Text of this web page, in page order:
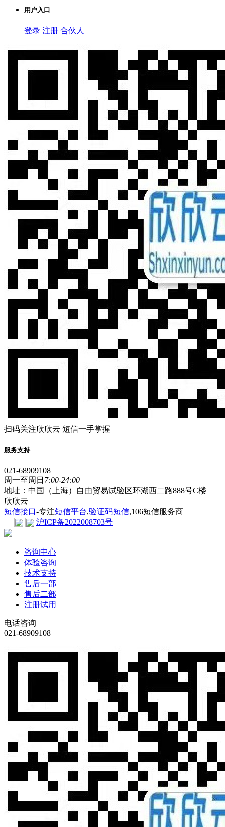
用户入口
登录 注册 合伙人
扫码关注欣欣云 短信一手掌握
服务支持
021-68909108
周一至周日 7:00-24:00
地址：中国（上海）自由贸易试验区环湖西二路888号C楼
欣欣云
短信接口-专注短信平台,验证码短信,106短信服务商
沪ICP备2022008703号
咨询中心
体验咨询
技术支持
售后一部
售后二部
注册试用
电话咨询
021-68909108